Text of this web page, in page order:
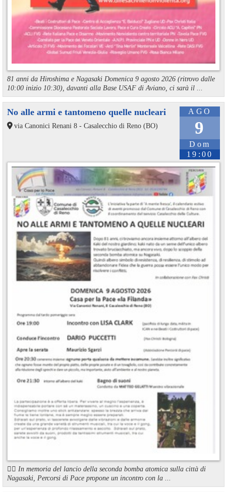
81 anni da Hiroshima e Nagasaki Domenica 9 agosto 2026 (ritrovo dalle
10:00 inizio 10:30), davanti alla Base USAF di Aviano, ci sarà il ...
AGO
9
Dom
19:00
No alle armi e tantomeno quelle nucleari
via Canonici Renani 8 - Casalecchio di Reno (BO)
🏳️‍🌈 In memoria del lancio della seconda bomba atomica sulla città di
Nagasaki, Percorsi di Pace propone un incontro con la ...